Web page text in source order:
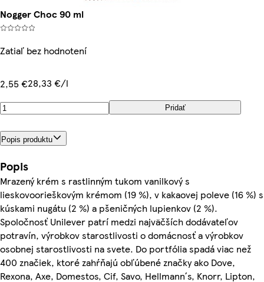
Nogger Choc 90 ml
Zatiaľ bez hodnotení
2,55 €28,33 €/l
Pridať
Popis produktu
Popis
Mrazený krém s rastlinným tukom vanilkový s
lieskovoorieškovým krémom (19 %), v kakaovej poleve (16 %) s
kúskami nugátu (2 %) a pšeničných lupienkov (2 %).
Spoločnosť Unilever patrí medzi najväčších dodávateľov
potravín, výrobkov starostlivosti o domácnosť a výrobkov
osobnej starostlivosti na svete. Do portfólia spadá viac než
400 značiek, ktoré zahŕňajú obľúbené značky ako Dove,
Rexona, Axe, Domestos, Cif, Savo, Hellmann´s, Knorr, Lipton,